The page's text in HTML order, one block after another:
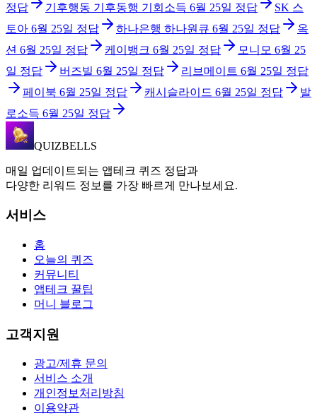
정답
기후행동 기후동행 기회소득 6월 25일 정답
SK 스
토아 6월 25일 정답 하나은행 하나원큐 6월 25일 정답
옥
션 6월 25일 정답 케이뱅크 6월 25일 정답 모니모 6월 25
일 정답 버즈빌 6월 25일 정답 리브메이트 6월 25일 정답
페이북 6월 25일 정답 캐시슬라이드 6월 25일 정답
발
로소득 6월 25일 정답
QUIZBELLS
매일 업데이트되는 앱테크 퀴즈 정답과
다양한 리워드 정보를 가장 빠르게 만나보세요.
서비스
홈
오늘의 퀴즈
커뮤니티
앱테크 꿀팁
머니 블로그
고객지원
광고/제휴 문의
서비스 소개
개인정보처리방침
이용약관